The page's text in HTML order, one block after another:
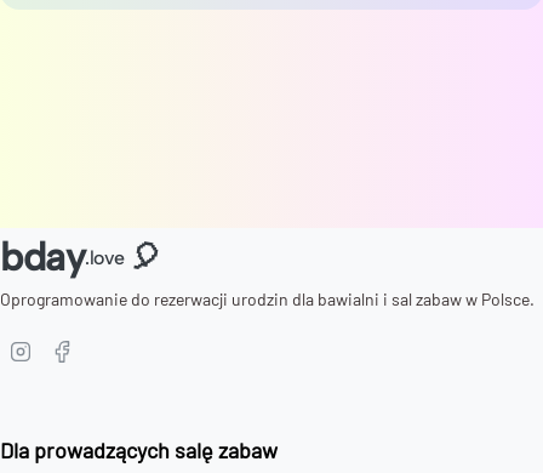
bday.love 🎈
Oprogramowanie do rezerwacji urodzin dla bawialni i sal zabaw w Polsce.
Dla prowadzących salę zabaw